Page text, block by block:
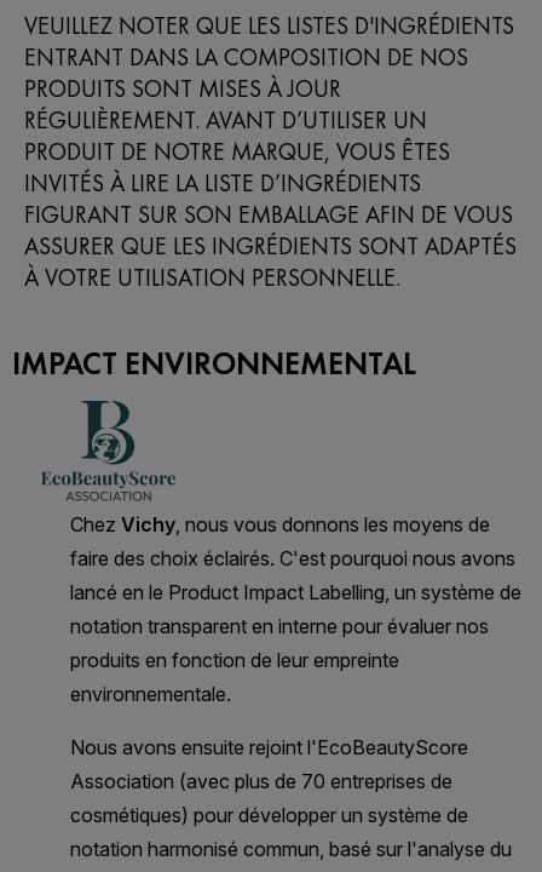
VEUILLEZ NOTER QUE LES LISTES D'INGRÉDIENTS
ENTRANT DANS LA COMPOSITION DE NOS
PRODUITS SONT MISES À JOUR
RÉGULIÈREMENT. AVANT D’UTILISER UN
PRODUIT DE NOTRE MARQUE, VOUS ÊTES
INVITÉS À LIRE LA LISTE D’INGRÉDIENTS
FIGURANT SUR SON EMBALLAGE AFIN DE VOUS
ASSURER QUE LES INGRÉDIENTS SONT ADAPTÉS
À VOTRE UTILISATION PERSONNELLE.
IMPACT ENVIRONNEMENTAL